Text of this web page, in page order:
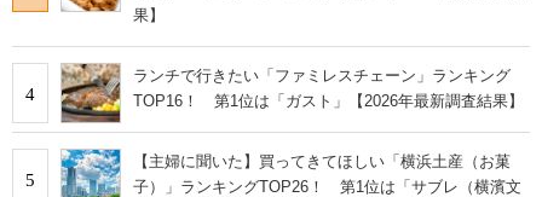
果】
4
ランチで行きたい「ファミレスチェーン」ランキング
TOP16！ 第1位は「ガスト」【2026年最新調査結果】
5
【主婦に聞いた】買ってきてほしい「横浜土産（お菓
子）」ランキングTOP26！ 第1位は「サブレ（横濱文